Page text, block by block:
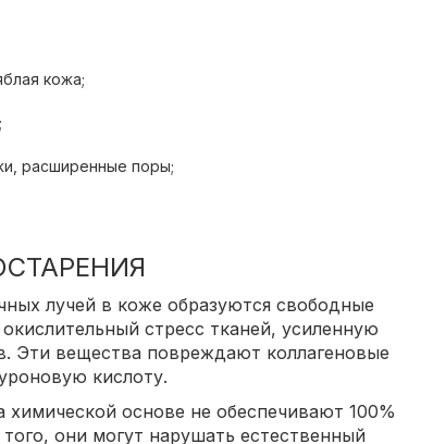
кожа;
расширенные поры;
лучей в коже образуются свободные
стресс тканей, усиленную
Эти вещества повреждают коллагеновые
кислоту.
основе не обеспечивают 100%
они могут нарушать естественный